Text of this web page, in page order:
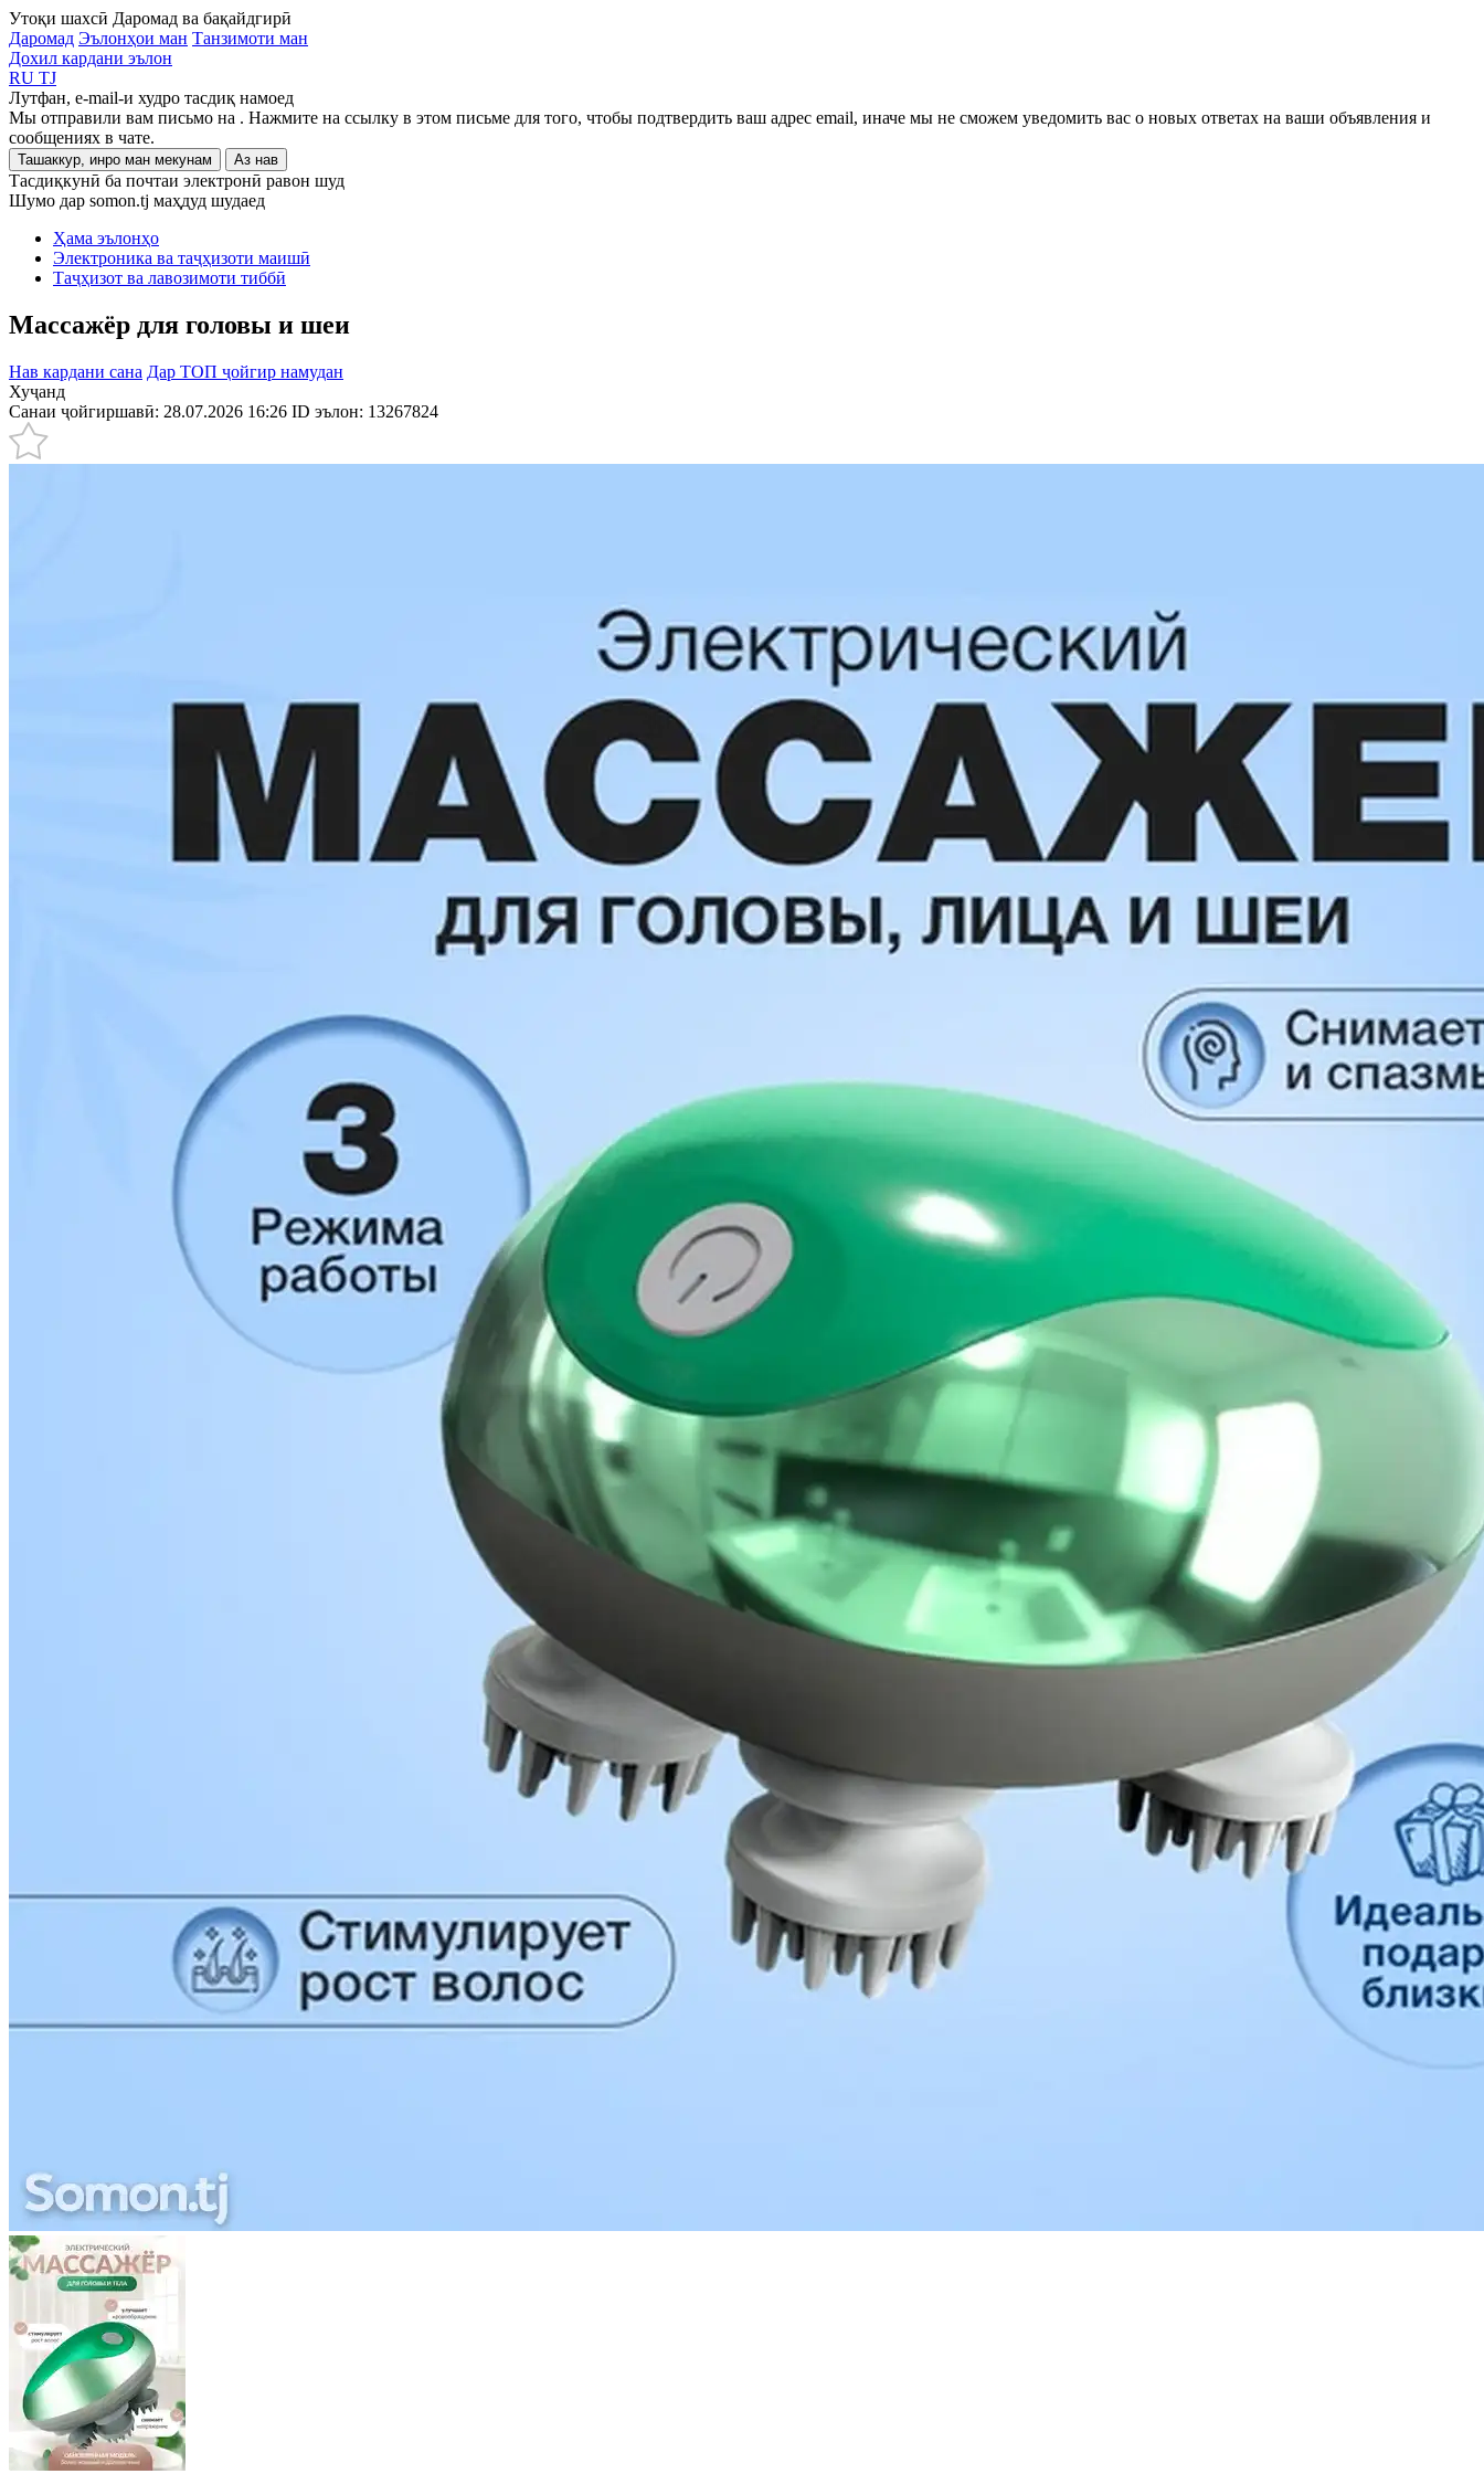
Утоқи шахсӣ Даромад ва бақайдгирӣ
Даромад Эълонҳои ман Танзимоти ман
Дохил кардани эълон
RU TJ
Лутфан, e-mail-и худро тасдиқ намоед
Мы отправили вам письмо на . Нажмите на ссылку в этом письме для того, чтобы подтвердить ваш адрес email, иначе мы не сможем уведомить вас о новых ответах на ваши объявления и
сообщениях в чате.
Ташаккур, инро ман мекунам Аз нав
Тасдиқкунӣ ба почтаи электронӣ равон шуд
Шумо дар somon.tj маҳдуд шудаед
Ҳама эълонҳо
Электроника ва таҷҳизоти маишӣ
Таҷҳизот ва лавозимоти тиббӣ
Массажёр для головы и шеи
Нав кардани сана Дар ТОП ҷойгир намудан
Хуҷанд
Санаи ҷойгиршавӣ: 28.07.2026 16:26 ID эълон: 13267824